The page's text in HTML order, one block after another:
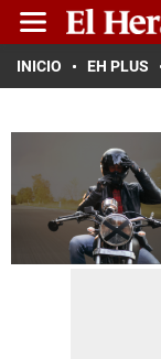
INICIO EH PLUS